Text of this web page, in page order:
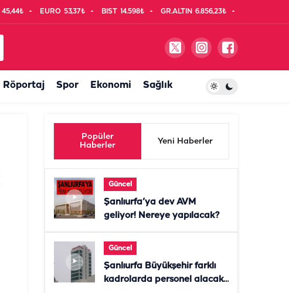
45,44₺ EURO 53,37₺ BIST 14.598₺ GR.ALTIN 6.856,23₺
Röportaj Spor Ekonomi Sağlık
Popüler
Haberler
Yeni Haberler
Güncel
Şanlıurfa’ya dev AVM
geliyor! Nereye yapılacak?
Güncel
Şanlıurfa Büyükşehir farklı
kadrolarda personel alacak!